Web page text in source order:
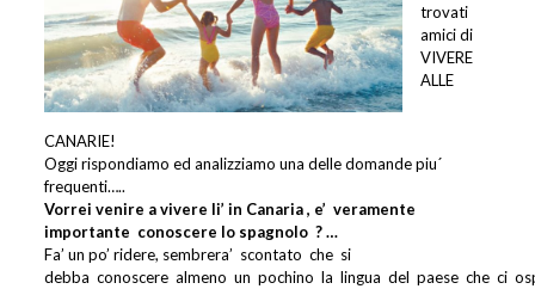
trovati
amici di
VIVERE
ALLE
CANARIE!
Oggi rispondiamo ed analizziamo una delle domande piu´
frequenti…..
Vorrei venire a vivere li’ in Canaria , e’ veramente
importante conoscere lo spagnolo ? …
Fa’ un po’ ridere, sembrera’ scontato che si
debba conoscere almeno un pochino la lingua del paese che ci